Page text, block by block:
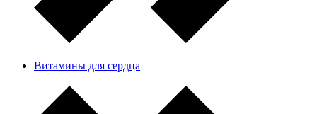
Витамины для сердца